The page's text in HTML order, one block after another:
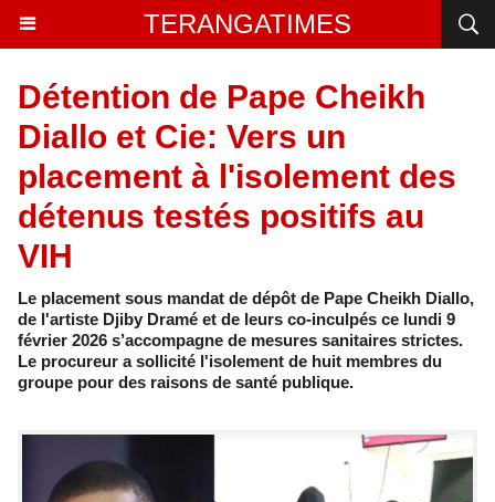
TERANGATIMES
Détention de Pape Cheikh
Diallo et Cie: Vers un
placement à l'isolement des
détenus testés positifs au
VIH
Le placement sous mandat de dépôt de Pape Cheikh Diallo,
de l'artiste Djiby Dramé et de leurs co-inculpés ce lundi 9
février 2026 s’accompagne de mesures sanitaires strictes.
Le procureur a sollicité l'isolement de huit membres du
groupe pour des raisons de santé publique.